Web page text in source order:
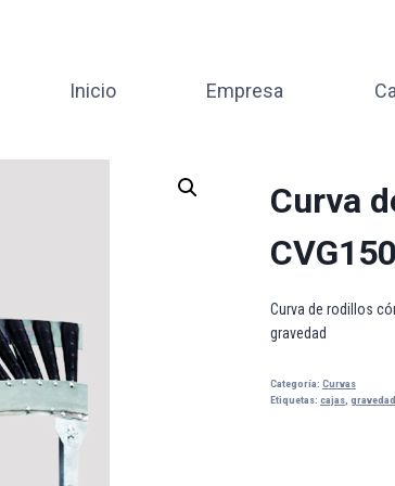
Inicio Empresa
Curva
Curva de rodillos
gravedad
Categoría: Curvas
Etiquetas: cajas, gravedad